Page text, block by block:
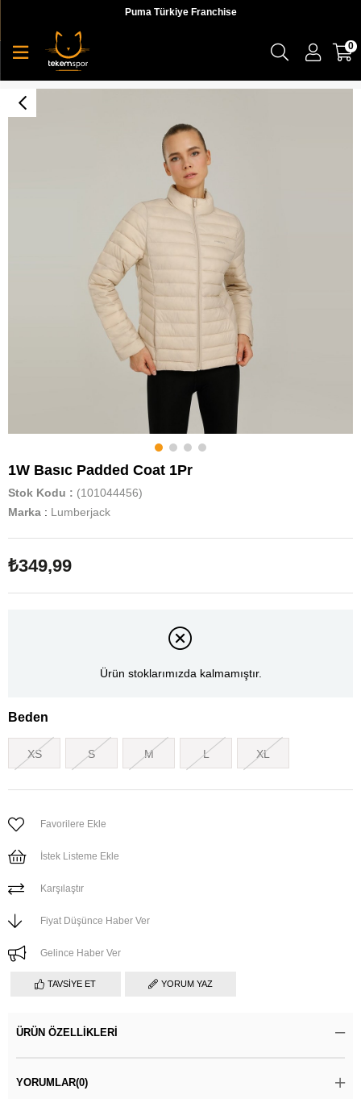
Puma Türkiye Franchise
0
1W Basıc Padded Coat 1Pr
Stok Kodu
(101044456)
Marka : Lumberjack
₺349,99
Ürün stoklarımızda kalmamıştır.
Beden
XS S M L XL
Favorilere Ekle
İstek Listeme Ekle
Karşılaştır
Fiyat Düşünce Haber Ver
Gelince Haber Ver
TAVSIYE ET YORUM YAZ
ÜRÜN ÖZELLIKLERI
YORUMLAR(0)